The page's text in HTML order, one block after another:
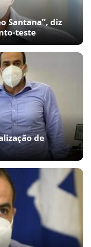
Santana”, diz
teste
de